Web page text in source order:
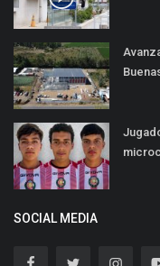
SOCIAL MEDIA